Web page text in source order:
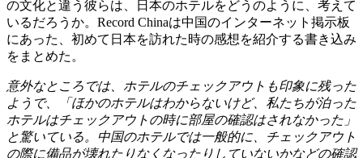
の文化と違う彼らは、日本のホテルをどうのように、考えて
いるだろうか。Record Chinaは中国のインターネット掲示板
にあった、初めて日本を訪れた時の感想を紹介する書き込み
をまとめた。
意外なところでは、ホテルのチェックアウトも印象に残った
ようで、「ほかのホテルはわからないけど、私たちが泊った
ホテルはチェックアウトの時に部屋の確認はされなかった」
と驚いている。中国のホテルでは一般的に、チェックアウト
の際に備品が壊れたりなくなったりしていないかなどの確認